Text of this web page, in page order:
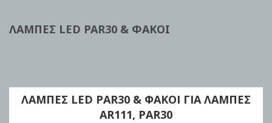
ΛΑΜΠΕΣ LED PAR30 & ΦΑΚΟΙ
ΛΑΜΠΕΣ LED PAR30 & ΦΑΚΟΙ ΓΙΑ ΛΑΜΠΕΣ
AR111, PAR30